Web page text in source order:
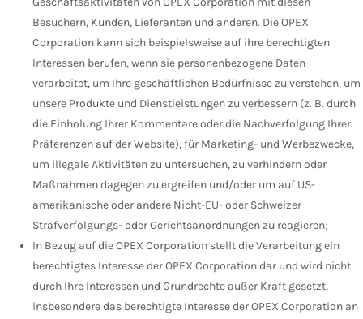
Besuchern, Kunden, Lieferanten und anderen. Die OPEX
Corporation kann sich beispielsweise auf ihre berechtigten
Interessen berufen, wenn sie personenbezogene Daten
verarbeitet, um Ihre geschäftlichen Bedürfnisse zu verstehen, um
unsere Produkte und Dienstleistungen zu verbessern (z. B. durch
die Einholung Ihrer Kommentare oder die Nachverfolgung Ihrer
Präferenzen auf der Website), für Marketing- und Werbezwecke,
um illegale Aktivitäten zu untersuchen, zu verhindern oder
Maßnahmen dagegen zu ergreifen und/oder um auf US-
amerikanische oder andere Nicht-EU- oder Schweizer
Strafverfolgungs- oder Gerichtsanordnungen zu reagieren;
In Bezug auf die OPEX Corporation stellt die Verarbeitung ein
berechtigtes Interesse der OPEX Corporation dar und wird nicht
durch Ihre Interessen und Grundrechte außer Kraft gesetzt,
insbesondere das berechtigte Interesse der OPEX Corporation an